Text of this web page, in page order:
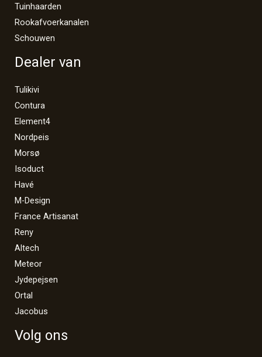
Tuinhaarden
Rookafvoerkanalen
Schouwen
Dealer van
Tulikivi
Contura
Element4
Nordpeis
Morsø
Isoduct
Havé
M-Design
France Artisanat
Reny
Altech
Meteor
Jydepejsen
Ortal
Jacobus
Volg ons